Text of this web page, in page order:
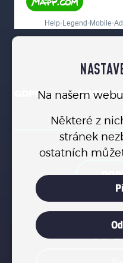
GDPR COOKIES
Na našem
Některé z
stránek
ostatních